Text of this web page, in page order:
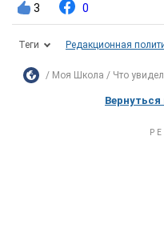
3 0
Теги Редакционная
Моя Школа Что
Вернуться